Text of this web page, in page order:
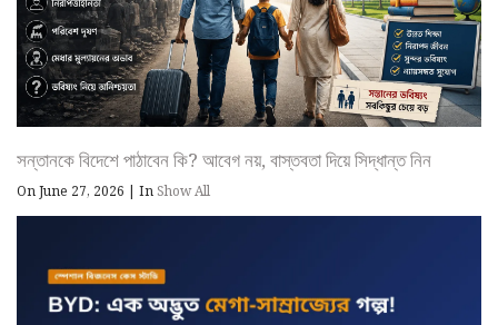
সন্তানকে বিদেশে পাঠাবেন কি? আবেগ নয়, বাস্তবতা দিয়ে সিদ্ধান্ত নিন
On June 27, 2026 | InShow All